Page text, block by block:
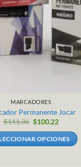
MARCADORES
Permanente Jocar
$111.36 $100.22
OPCIONES